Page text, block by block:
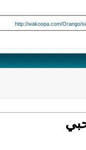
http://wakoopa.com/Orango/